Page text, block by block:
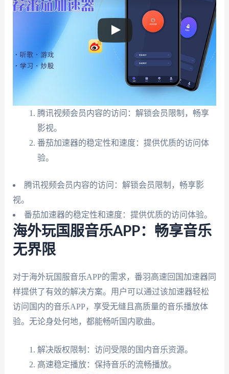
腾讯视频会员内容的访问：解锁会员限制，畅享
影视。
番茄加速器的稳定性和速度：提供优质的访问体
验。
腾讯视频会员内容的访问：解锁会员限制，畅享影
视。
番茄加速器的稳定性和速度：提供优质的访问体验。
海外玩国服音乐APP：畅享音乐
无界限
对于海外玩国服音乐APP的需求，番羽高速回国加速器同
样提供了有效的解决方案。用户可以通过该加速器轻松
访问国内的音乐APP，享受无缝且高质量的音乐播放体
验。无论身处何地，都能畅听国内歌曲。
解决版权限制：访问受限的国内音乐资源。
高速稳定播放：保持音乐的流畅播放。